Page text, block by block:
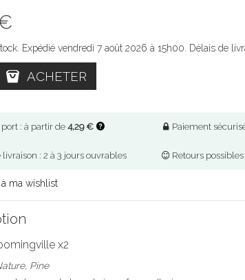
Expédié vendredi 7 août 2026 à 15h00. Délais de
ACHETER
port : à partir de 4,29 €
: 2 à 3 jours ouvrables
Paiement
Retours
à ma wishlist
x2
Pine